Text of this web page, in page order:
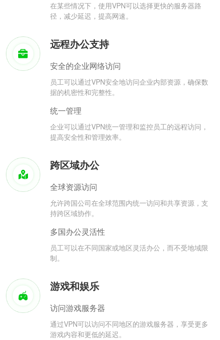
在某些情况下，使用VPN可以选择更快的服务器路
径，减少延迟，提高网速。
远程办公支持
安全的企业网络访问
员工可以通过VPN安全地访问企业内部资源，确保数
据的机密性和完整性。
统一管理
企业可以通过VPN统一管理和监控员工的远程访问，
提高安全性和管理效率。
跨区域办公
全球资源访问
允许跨国公司在全球范围内统一访问和共享资源，支
持跨区域协作。
多国办公灵活性
员工可以在不同国家或地区灵活办公，而不受地域限
制。
游戏和娱乐
访问游戏服务器
通过VPN可以访问不同地区的游戏服务器，享受更多
游戏内容和更低的延迟。